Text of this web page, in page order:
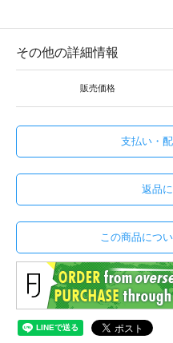
その他の詳細情報
販売価格
支払い・
返品
この商品につ